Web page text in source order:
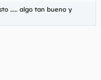
..... algo tan bueno y